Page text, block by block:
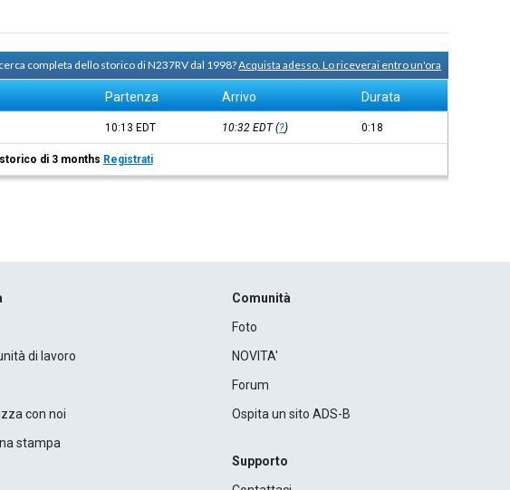
completa dello storico di N237RV dal 1998?Acquista adesso. Lo riceverai entro un'ora
Partenza Arrivo Durata
10:13 EDT 10:32EDT(?) 0:18
di 3 months Registrati
di lavoro
con noi
stampa
Comunità
Foto
NOVITA'
Forum
Ospita un sito ADS-B
Supporto